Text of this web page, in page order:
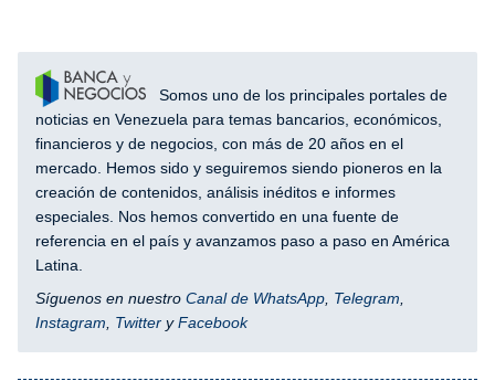
Somos uno de los principales portales de
noticias en Venezuela para temas bancarios, económicos,
financieros y de negocios, con más de 20 años en el
mercado. Hemos sido y seguiremos siendo pioneros en la
creación de contenidos, análisis inéditos e informes
especiales. Nos hemos convertido en una fuente de
referencia en el país y avanzamos paso a paso en América
Latina.
Síguenos en nuestro Canal de WhatsApp Telegram
Instagram
Twitter yFacebook